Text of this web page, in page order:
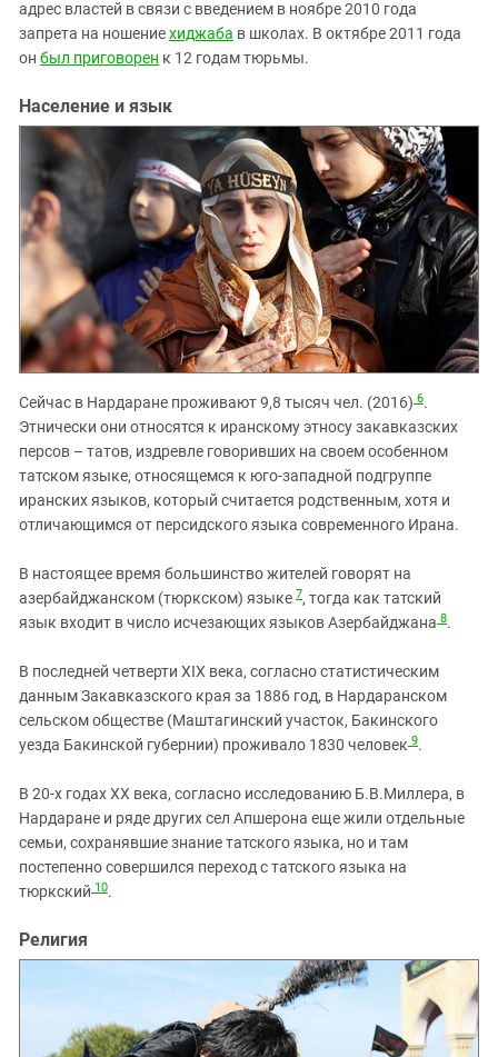
адрес властей в связи с введением в ноябре 2010 года
запрета на ношениехиджаба в школах. В октябре 2011 года
он был приговорен к 12 годам тюрьмы.
Население и язык
Сейчас в Нардаране проживают 9,8 тысяч чел. (2016) 6.
Этнически они относятся к иранскому этносу закавказских
персов – татов, издревле говоривших на своем особенном
татском языке, относящемся к юго-западной подгруппе
иранских языков, который считается родственным, хотя и
отличающимся от персидского языка современного Ирана.
В настоящее время большинство жителей говорят на
азербайджанском (тюркском) языке 7, тогда как татский
язык входит в число исчезающих языков Азербайджана 8.
В последней четверти XIX века, согласно статистическим
данным Закавказского края за 1886 год, в Нардаранском
сельском обществе (Маштагинский участок, Бакинского
уезда Бакинской губернии) проживало 1830 человек 9.
В 20-х годах XX века, согласно исследованию Б.В.Миллера, в
Нардаране и ряде других сел Апшерона еще жили отдельные
семьи, сохранявшие знание татского языка, но и там
постепенно совершился переход с татского языка на
тюркский 10.
Религия